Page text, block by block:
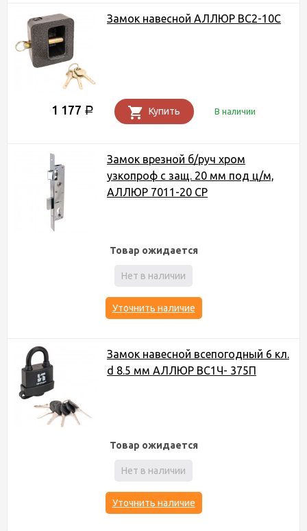
Замок навесной АЛЛЮР ВС2-10С
1 177 Р Купить В наличии
Замок врезной б/руч хром
узкопроф с защ. 20 мм под ц/м,
АЛЛЮР 7011-20 СР
Товар ожидается
Нет в наличии
Уточнить наличие
Замок навесной всепогодный 6 кл.
d 8.5 мм АЛЛЮР ВС1Ч- 375П
Товар ожидается
Нет в наличии
Уточнить наличие